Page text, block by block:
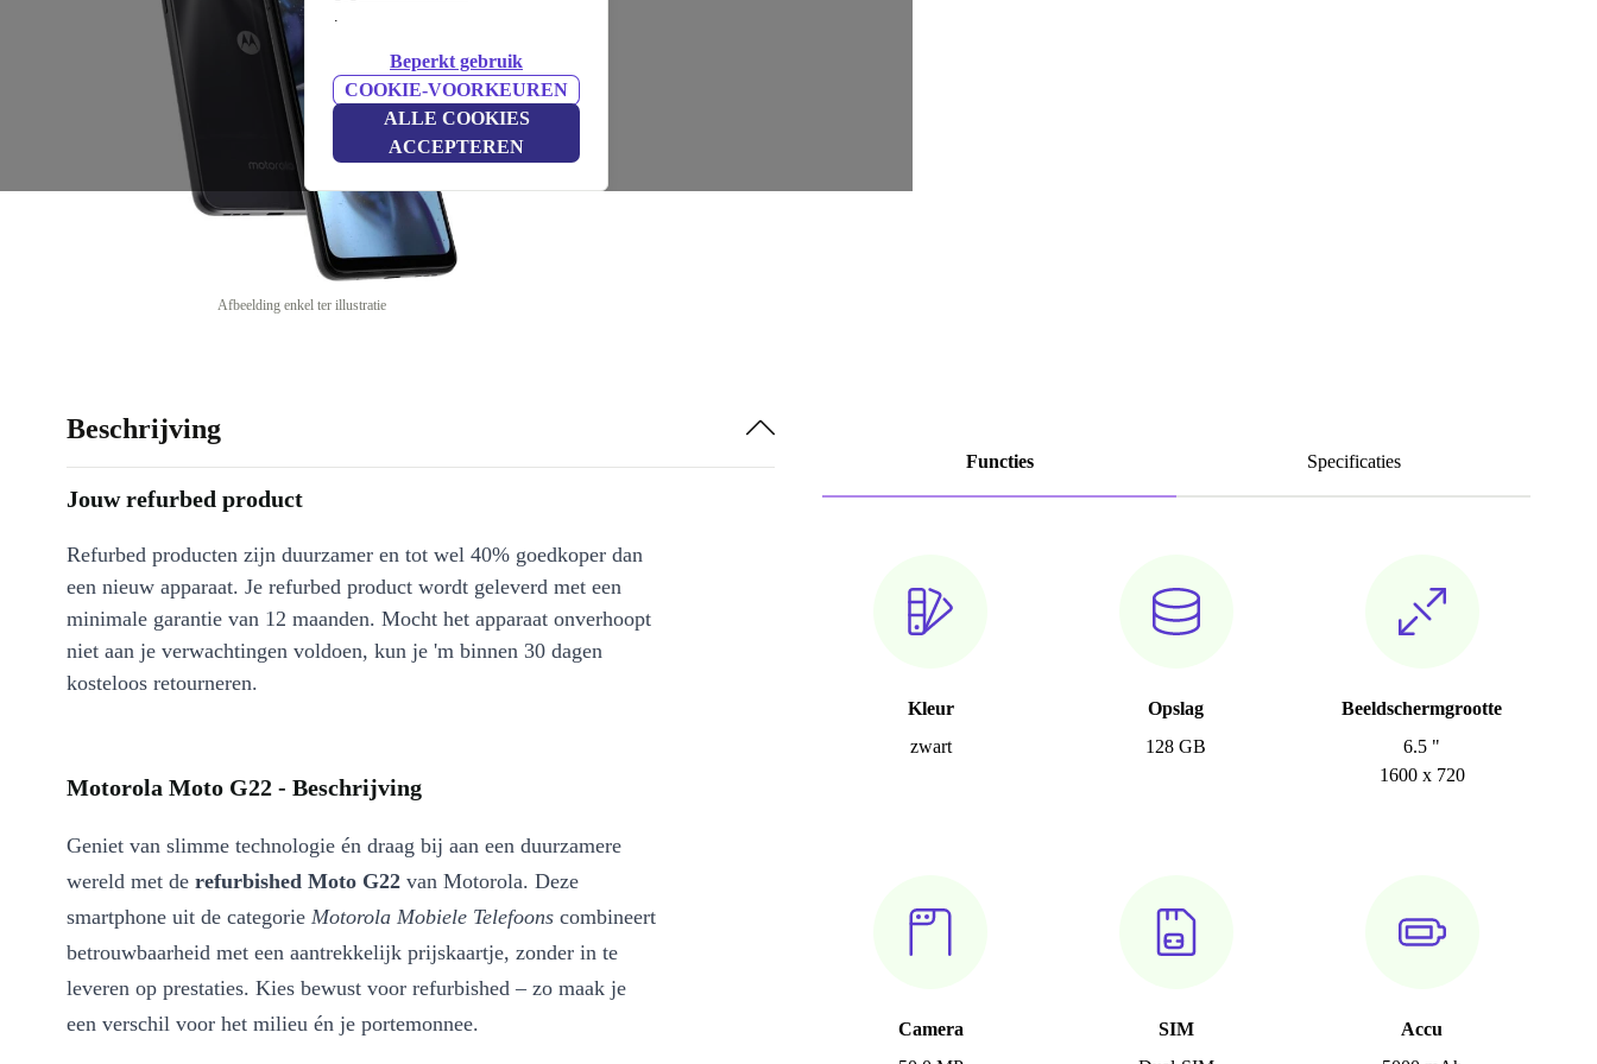
.
Beperkt gebruik
COOKIE-VOORKEUREN
ALLE COOKIES
ACCEPTEREN
Afbeelding enkel ter illustratie
Functies Specificaties
Kleur
zwart
Opslag
128 GB
Beeldschermgrootte
6.5 "
1600 x 720
Camera
SIM
Accu
Beschrijving
Jouw refurbed product
Refurbed producten zijn duurzamer en tot wel 40% goedkoper dan
een nieuw apparaat. Je refurbed product wordt geleverd met een
minimale garantie van 12 maanden. Mocht het apparaat onverhoopt
niet aan je verwachtingen voldoen, kun je 'm binnen 30 dagen
kosteloos retourneren.
Motorola Moto G22 - Beschrijving
Geniet van slimme technologie én draag bij aan een duurzamere
wereld met de refurbished Moto G22 van Motorola. Deze
smartphone uit de categorie Motorola Mobiele Telefoons combineert
betrouwbaarheid met een aantrekkelijk prijskaartje, zonder in te
leveren op prestaties. Kies bewust voor refurbished – zo maak je
een verschil voor het milieu én je portemonnee.